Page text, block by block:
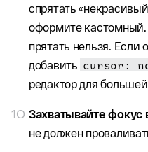
спрятать
оформите кастомный.
прятать нельзя. Если
добавить cursor:
редактор для
Захватывайте фокус
не должен